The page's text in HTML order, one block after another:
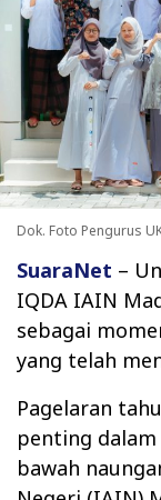
Dok. Foto Pengurus
SuaraNet –
IQDA IAIN
sebagai
yang telah
Pagelaran
penting
bawah